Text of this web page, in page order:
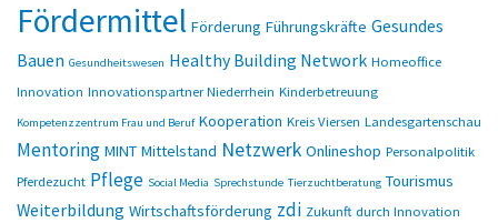
Fördermittel Förderung Führungskräfte Gesundes
Bauen Gesundheitswesen Healthy Building Network Homeoffice
Innovation Innovationspartner Niederrhein Kinderbetreuung
Kompetenzzentrum Frau und Beruf Kooperation Kreis Viersen Landesgartenschau
Mentoring MINT Mittelstand Netzwerk Onlineshop Personalpolitik
Pferdezucht Pflege Social Media Sprechstunde Tierzuchtberatung Tourismus
Weiterbildung Wirtschaftsförderung zdi Zukunft durch Innovation